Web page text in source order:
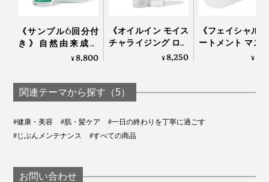
《サンプル6回分付
き》自然由来成分
100％、EGF協会認定
クトナチュラル」
¥8,800
《オイルイン モイス
チャライジング ロー
ション》「獺祭 純米
合 ローション｜獺祭
ビューティ
¥8,250
《フェイシャル
ートメント マス
5枚入り》「獺
配合 フェイスマ
¥
関連テーマから探す（5）
#健康・美容 #肌・髪ケア
#一日の終わりを丁寧に過ごす
#じぶんメンテナンス
#すべての商品
お問い合わせ